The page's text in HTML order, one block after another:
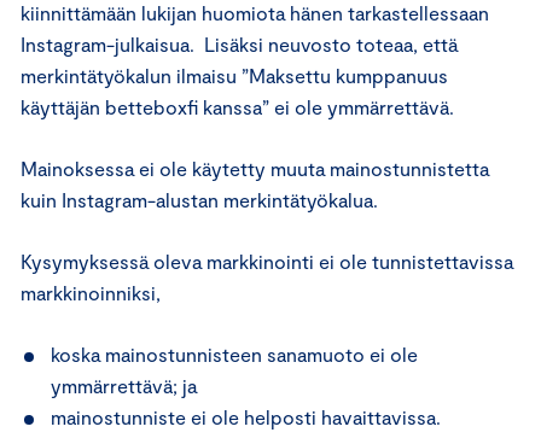
kiinnittämään lukijan huomiota hänen tarkastellessaan
Instagram-julkaisua. Lisäksi neuvosto toteaa, että
merkintätyökalun ilmaisu ”Maksettu kumppanuus
käyttäjän betteboxfi kanssa” ei ole ymmärrettävä.
Mainoksessa ei ole käytetty muuta mainostunnistetta
kuin Instagram-alustan merkintätyökalua.
Kysymyksessä oleva markkinointi ei ole tunnistettavissa
markkinoinniksi,
koska mainostunnisteen sanamuoto ei ole
ymmärrettävä; ja
mainostunniste ei ole helposti havaittavissa.